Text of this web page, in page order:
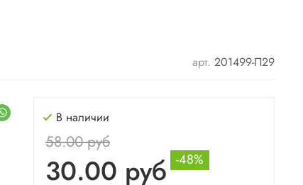
арт. 201499-П29
В наличии
58.00 руб
30.00 руб -48%